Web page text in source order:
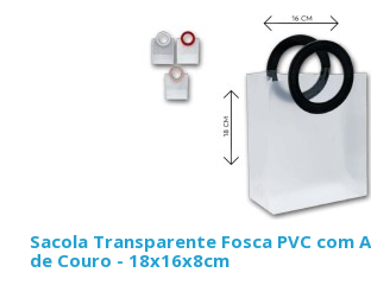
Sacola Transparente Fosca PVC com
de Couro - 18x16x8cm